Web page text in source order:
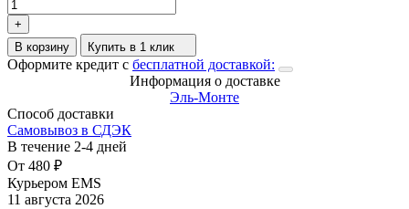
+
В корзину
Купить в 1 клик
Оформите кредит с бесплатной доставкой:
Информация о доставке
Эль-Монте
Способ доставки
Самовывоз в СДЭК
В течение 2-4 дней
От 480 ₽
Курьером EMS
11 августа 2026